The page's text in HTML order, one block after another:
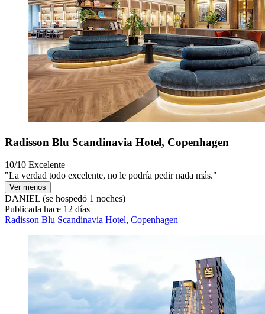
Radisson Blu Scandinavia Hotel, Copenhagen
10/10 Excelente
"La verdad todo excelente, no le podría pedir nada más."
Ver menos
DANIEL (se hospedó 1 noches)
Publicada hace 12 días
Radisson Blu Scandinavia Hotel, Copenhagen